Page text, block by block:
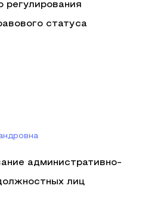
регулирования
статуса
административно-
лиц